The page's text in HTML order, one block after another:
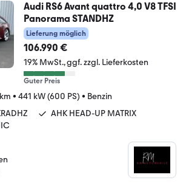
Audi RS6 Avant quattro 4,0 V8 TFSI
Panorama STANDHZ
Lieferung möglich
106.990 €
19% MwSt. ggf. zzgl. Lieferkosten
Guter Preis
• 441 kW (600 PS) • Benzin
AHK HEAD-UP MATRIX